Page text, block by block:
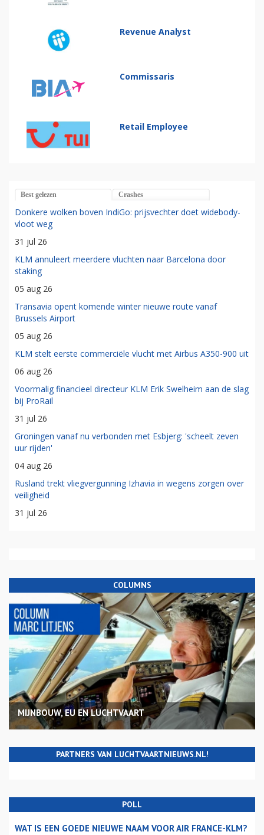
Revenue Analyst
Commissaris
Retail Employee
Best gelezen Crashes
Donkere wolken boven IndiGo: prijsvechter doet widebody-
vloot weg
31 jul 26
KLM annuleert meerdere vluchten naar Barcelona door
staking
05 aug 26
Transavia opent komende winter nieuwe route vanaf
Brussels Airport
05 aug 26
KLM stelt eerste commerciële vlucht met Airbus A350-900 uit
06 aug 26
Voormalig financieel directeur KLM Erik Swelheim aan de slag
bij ProRail
31 jul 26
Groningen vanaf nu verbonden met Esbjerg: 'scheelt zeven
uur rijden'
04 aug 26
Rusland trekt vliegvergunning Izhavia in wegens zorgen over
veiligheid
31 jul 26
COLUMNS
MIJNBOUW, EU EN LUCHTVAART
PARTNERS VAN LUCHTVAARTNIEUWS.NL!
POLL
WAT IS EEN GOEDE NIEUWE NAAM VOOR AIR FRANCE-KLM?